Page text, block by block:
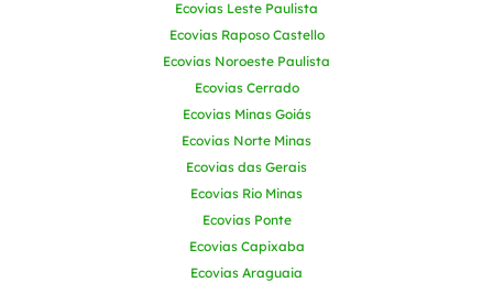
Ecovias Leste Paulista
Ecovias Raposo Castello
Ecovias Noroeste Paulista
Ecovias Cerrado
Ecovias Minas Goiás
Ecovias Norte Minas
Ecovias das Gerais
Ecovias Rio Minas
Ecovias Ponte
Ecovias Capixaba
Ecovias Araguaia